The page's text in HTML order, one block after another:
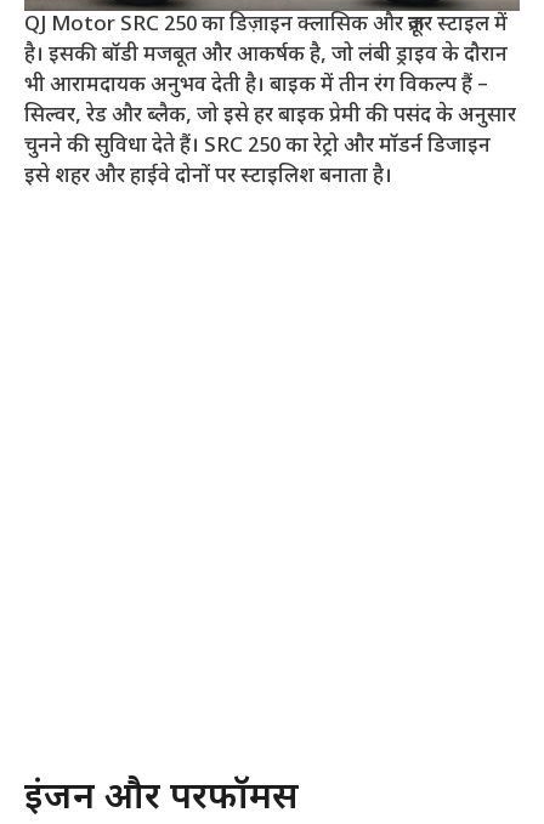
QJ Motor SRC 250 का डिज़ाइन क्लासिक और क्रूज़र स्टाइल में
है। इसकी बॉडी मजबूत और आकर्षक है, जो लंबी ड्राइव के दौरान
भी आरामदायक अनुभव देती है। बाइक में तीन रंग विकल्प हैं –
सिल्वर, रेड और ब्लैक, जो इसे हर बाइक प्रेमी की पसंद के अनुसार
चुनने की सुविधा देते हैं। SRC 250 का रेट्रो और मॉडर्न डिजाइन
इसे शहर और हाईवे दोनों पर स्टाइलिश बनाता है।
इंजन और परफॉर्मेंस